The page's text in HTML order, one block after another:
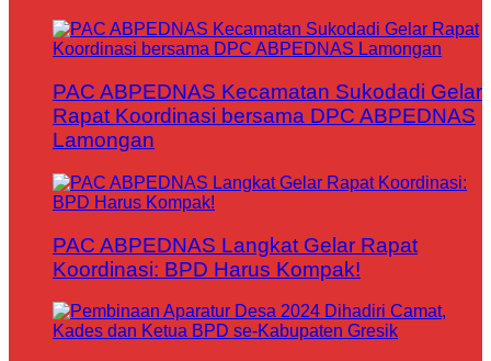
PAC ABPEDNAS Kecamatan Sukodadi Gelar
Rapat Koordinasi bersama DPC ABPEDNAS
Lamongan
PAC ABPEDNAS Langkat Gelar Rapat
Koordinasi: BPD Harus Kompak!